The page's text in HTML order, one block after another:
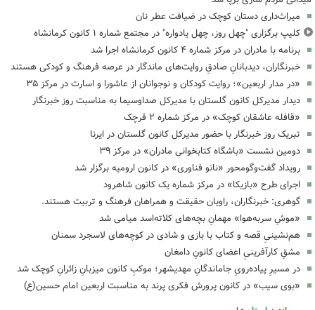
میراث‌داری دستان کوچک در ضیافت عطر نان
کلیپ برگزاری "چهل روز، چهل یادواره" در مجتمع شماره ۱ کانون کرمانشاه
برنامه با مادران در مرکز شماره ۴ کانون کرمانشاه اجرا شد
خبرنگاران، دیدبانانِ صادقِ روایت‌های ماندگار در عرصه فرهنگ و کودکی هستند
«در مدار اربعین»؛ روایت کودکان و نوجوانان از عاشورا و اسارت در مرکز ۳۵
دیدار مدیرکل کانون گلستان با مدیرکل صداوسیما به مناسبت روز خبرنگار
«قافله عاشقان کوچک» در مرکز شماره ۲ قرچک
تبریک روز خبرنگار با حضور مدیرکل کانون گلستان در ایرنا
دومین نشست «باشگاه کتابخوانی مادران» در مرکز ۳۹
رویداد گفت‌وگومحور «نانو فناوری» در کانون ارومیه برگزار شد
اجرای طرح «بازیکا» در مرکز شماره یک کانون شاهرود
گوهری: خبرنگاران، راویان حقیقت و همراهان فرهنگ و تربیت هستند.
«موشِ سربه‌هوا» مهمانِ بچه‌های کلاته‌اسد میامی شد
هم‌نشینیِ قصه و کتاب با بازی و شادی در کوچه‌های لاسجرد سمنان
مشقِ کارآفرینیِ اعضای کانونِ دامغان
در مسیرِ پیاده‌رویِ جاماندگانِ مهدیشهر؛ موکبِ کانون میزبانِ زائرانِ کوچک شد
«بوی سیب» در کانون پرورش فکری پرند به مناسبت اربعین امام حسین(ع)